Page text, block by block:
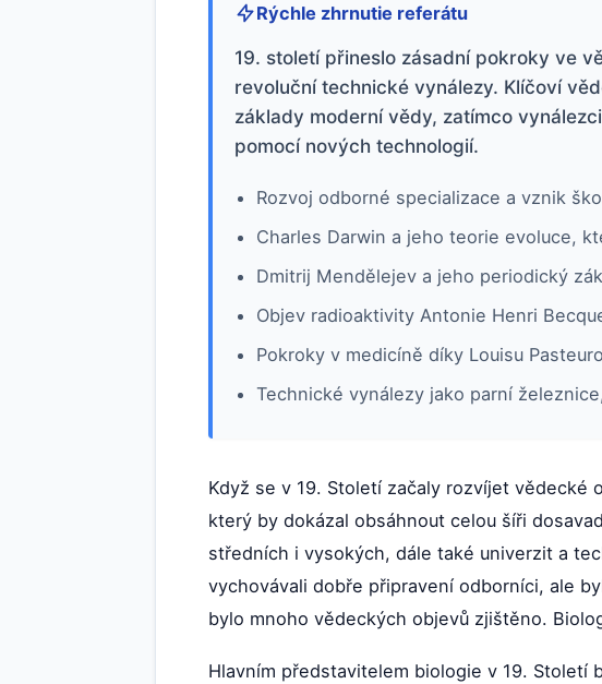
Rýchle zhrnutie referátu
19. století přineslo zásadní pokroky ve
revoluční technické vynálezy. Klíčoví
základy moderní vědy, zatímco
pomocí nových technologií.
Rozvoj odborné specializace a vznik
Charles Darwin a jeho teorie evoluce,
Dmitrij Mendělejev a jeho periodický
Objev radioaktivity Antonie Henri
Pokroky v medicíně díky Louisu
Technické vynálezy jako parní
Když se v 19. Století začaly rozvíjet vědecké
který by dokázal obsáhnout celou šíři
středních i vysokých, dále také univerzit a
vychovávali dobře připravení odborníci, ale
bylo mnoho vědeckých objevů zjištěno.
Hlavním představitelem biologie v 19. Století